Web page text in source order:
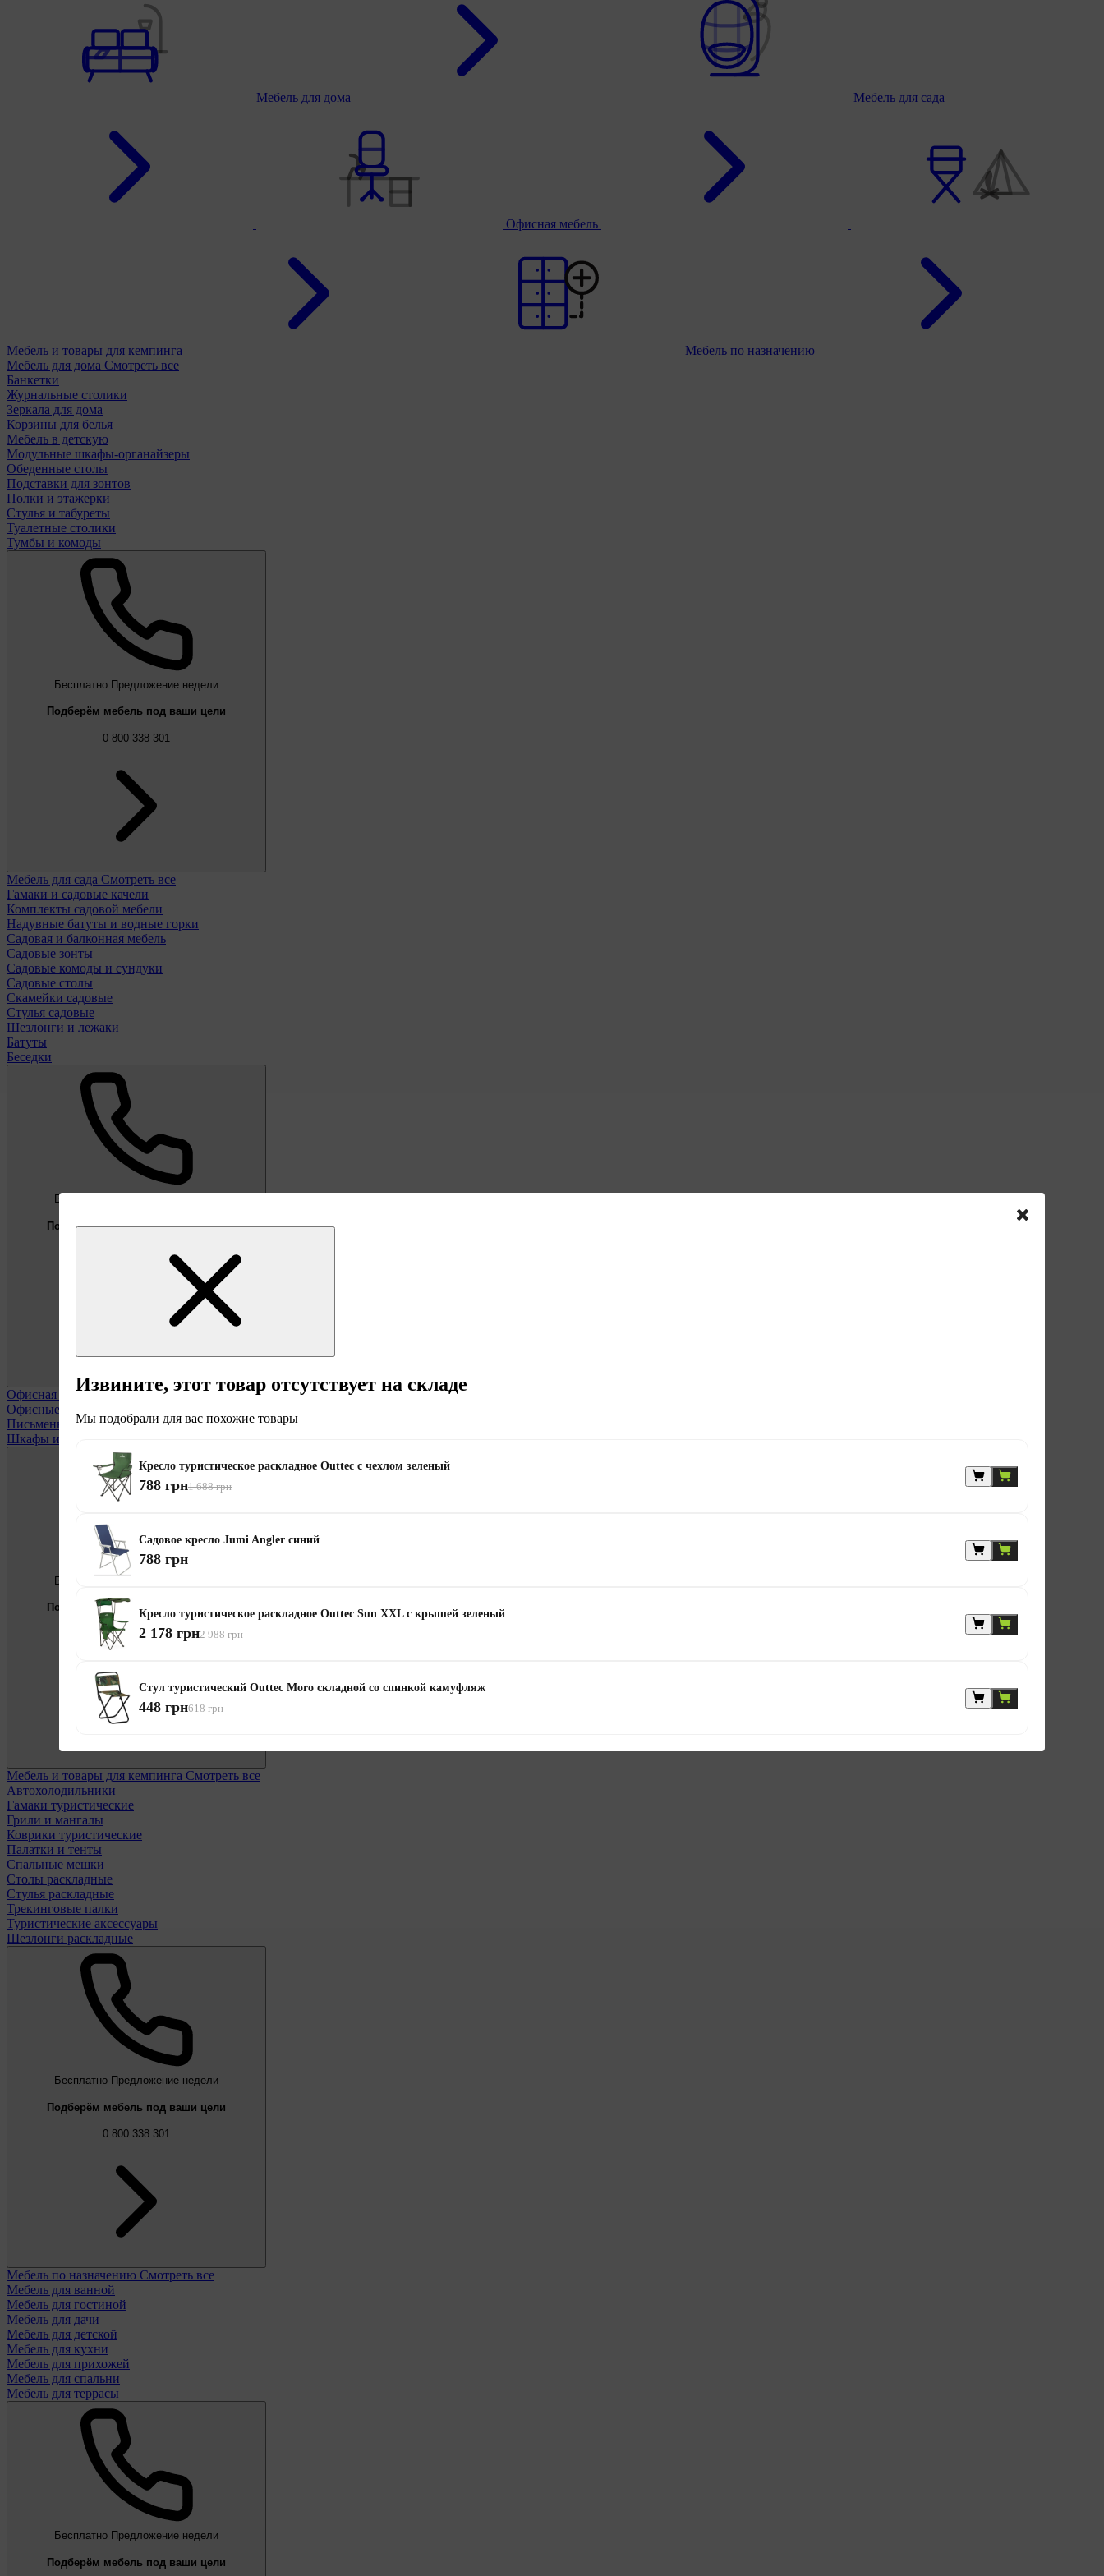
Мебель для дома Мебель для сада
Офисная мебель
Мебель и товары для кемпинга
Мебель по назначению
Мебель для дома Смотреть все
Банкетки
Журнальные столики
Зеркала для дома
Корзины для белья
Мебель в детскую
Модульные шкафы-органайзеры
Обеденные столы
Подставки для зонтов
Полки и этажерки
Стулья и табуреты
Туалетные столики
Тумбы и комоды
Бесплатно Предложение недели
Подберём мебель под ваши цели
0 800 338 301
Мебель для сада Смотреть все
Гамаки и садовые качели
Комплекты садовой мебели
Надувные батуты и водные горки
Садовая и балконная мебель
Садовые зонты
Садовые комоды и сундуки
Садовые столы
Скамейки садовые
Стулья садовые
Шезлонги и лежаки
Батуты
Беседки
Бесплатно
Подберём мебель под ваши цели
Офисная мебельСмотреть все
Офисные кресла
Письменные столы
Шкафы и полки офисные
Бесплатно Предложение недели
Подберём мебель под ваши цели
0 800 338 301
Мебель и товары для кемпинга Смотреть все
Автохолодильники
Гамаки туристические
Грили и мангалы
Коврики туристические
Палатки и тенты
Спальные мешки
Столы раскладные
Стулья раскладные
Трекинговые палки
Туристические аксессуары
Шезлонги раскладные
Бесплатно Предложение недели
Подберём мебель под ваши цели
0 800 338 301
Мебель по назначению Смотреть все
Мебель для ванной
Мебель для гостиной
Мебель для дачи
Мебель для детской
Мебель для кухни
Мебель для прихожей
Мебель для спальни
Мебель для террасы
Бесплатно Предложение недели
Подберём мебель под ваши цели
Извините, этот товар отсутствует на складе
Мы подобрали для вас похожие товары
Кресло туристическое раскладное Outtec с чехлом зеленый
788 грн1 688 грн
Садовое кресло Jumi Angler синий
788 грн
Кресло туристическое раскладное Outtec Sun XXL с крышей зеленый
2 178 грн2 988 грн
Стул туристический Outtec Moro складной со спинкой камуфляж
448 грн618 грн